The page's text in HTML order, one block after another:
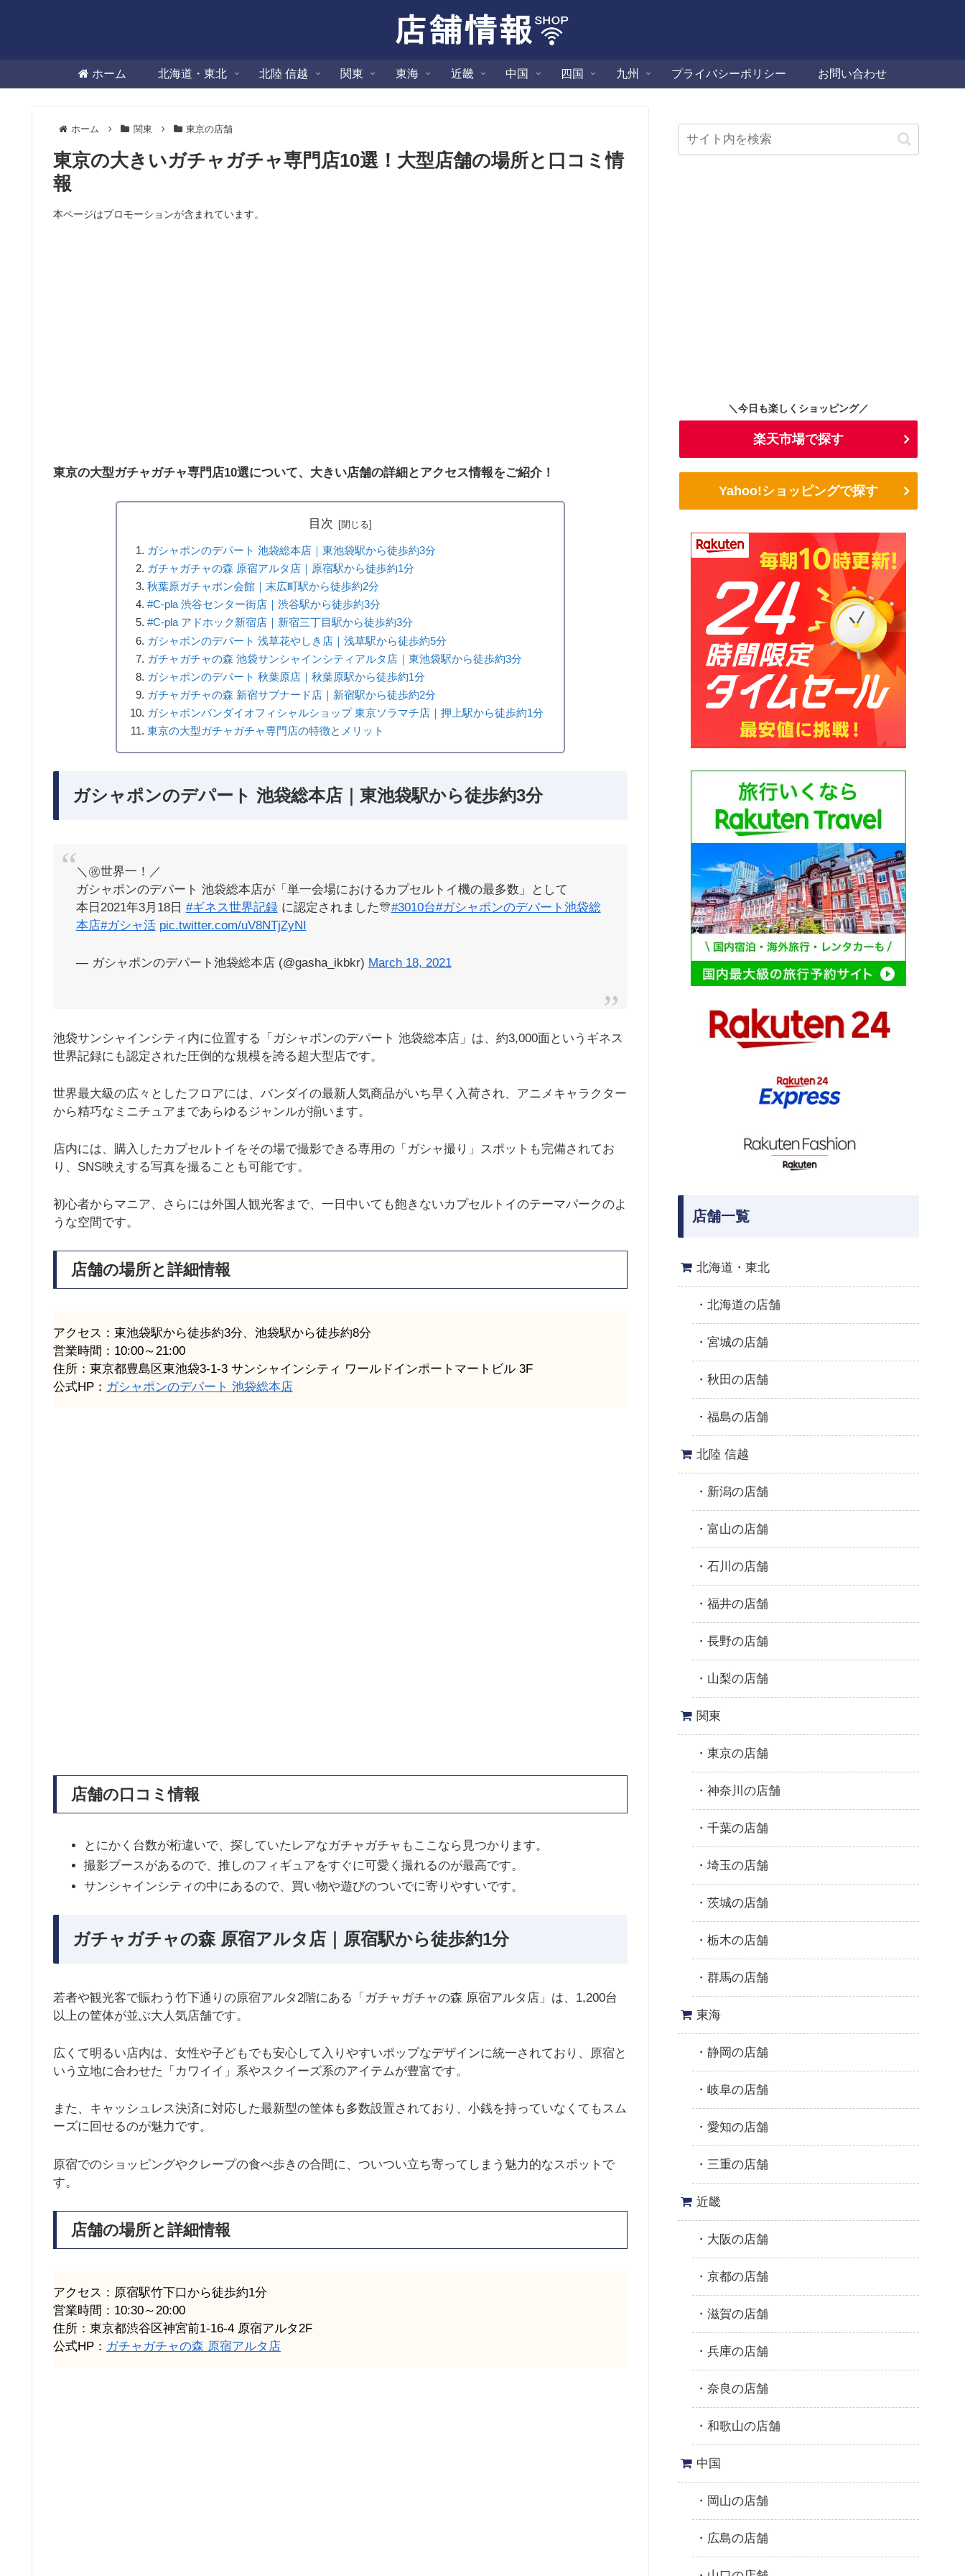
ホーム 北海道・東北 北陸 信越 関東 東海 近畿 中国 四国 九州 プライバシーポリシー お問い合わせ
ホーム 関東 東京の店舗
東京の大きいガチャガチャ専門店10選！大型店舗の場所と口コミ情
報
本ページはプロモーションが含まれています。
東京の大型ガチャガチャ専門店10選について、大きい店舗の詳細とアクセス情報をご紹介！
目次
ガシャポンのデパート 池袋総本店｜東池袋駅から徒歩約3分
ガチャガチャの森 原宿アルタ店｜原宿駅から徒歩約1分
秋葉原ガチャポン会館｜末広町駅から徒歩約2分
#C-pla 渋谷センター街店｜渋谷駅から徒歩約3分
#C-pla アドホック新宿店｜新宿三丁目駅から徒歩約3分
ガシャポンのデパート 浅草花やしき店｜浅草駅から徒歩約5分
ガチャガチャの森 池袋サンシャインシティアルタ店｜東池袋駅から徒歩約3分
ガシャポンのデパート 秋葉原店｜秋葉原駅から徒歩約1分
ガチャガチャの森 新宿サブナード店｜新宿駅から徒歩約2分
ガシャポンバンダイオフィシャルショップ 東京ソラマチ店｜押上駅から徒歩約1分
東京の大型ガチャガチャ専門店の特徴とメリット
ガシャポンのデパート 池袋総本店｜東池袋駅から徒歩約3分
＼㊗世界一！／
ガシャポンのデパート 池袋総本店が「単一会場におけるカプセルトイ機の最多数」として
本日2021年3月18日 #ギネス世界記録に認定されました🎊#3010台#ガシャポンのデパート池袋総
本店#ガシャ活 pic.twitter.com/uV8NTjZyNI
— ガシャポンのデパート池袋総本店 (@gasha_ikbkr) March 18, 2021
池袋サンシャインシティ内に位置する「ガシャポンのデパート 池袋総本店」は、約3,000面というギネス
世界記録にも認定された圧倒的な規模を誇る超大型店です。
世界最大級の広々としたフロアには、バンダイの最新人気商品がいち早く入荷され、アニメキャラクター
から精巧なミニチュアまであらゆるジャンルが揃います。
店内には、購入したカプセルトイをその場で撮影できる専用の「ガシャ撮り」スポットも完備されてお
り、SNS映えする写真を撮ることも可能です。
初心者からマニア、さらには外国人観光客まで、一日中いても飽きないカプセルトイのテーマパークのよ
うな空間です。
店舗の場所と詳細情報
アクセス：東池袋駅から徒歩約3分、池袋駅から徒歩約8分
営業時間：10:00～21:00
住所：東京都豊島区東池袋3-1-3 サンシャインシティ ワールドインポートマートビル 3F
公式HP： ガシャポンのデパート 池袋総本店
店舗の口コミ情報
とにかく台数が桁違いで、探していたレアなガチャガチャもここなら見つかります。
撮影ブースがあるので、推しのフィギュアをすぐに可愛く撮れるのが最高です。
サンシャインシティの中にあるので、買い物や遊びのついでに寄りやすいです。
ガチャガチャの森 原宿アルタ店｜原宿駅から徒歩約1分
若者や観光客で賑わう竹下通りの原宿アルタ2階にある「ガチャガチャの森 原宿アルタ店」は、1,200台
以上の筐体が並ぶ大人気店舗です。
広くて明るい店内は、女性や子どもでも安心して入りやすいポップなデザインに統一されており、原宿と
いう立地に合わせた「カワイイ」系やスクイーズ系のアイテムが豊富です。
また、キャッシュレス決済に対応した最新型の筐体も多数設置されており、小銭を持っていなくてもスム
ーズに回せるのが魅力です。
原宿でのショッピングやクレープの食べ歩きの合間に、ついつい立ち寄ってしまう魅力的なスポットで
す。
店舗の場所と詳細情報
アクセス：原宿駅竹下口から徒歩約1分
営業時間：10:30～20:00
住所：東京都渋谷区神宮前1-16-4 原宿アルタ2F
公式HP： ガチャガチャの森 原宿アルタ店
＼今日も楽しくショッピング／
楽天市場で探す
Yahoo!ショッピングで探す
店舗一覧
北海道・東北
北海道の店舗
宮城の店舗
秋田の店舗
福島の店舗
北陸 信越
新潟の店舗
富山の店舗
石川の店舗
福井の店舗
長野の店舗
山梨の店舗
関東
東京の店舗
神奈川の店舗
千葉の店舗
埼玉の店舗
茨城の店舗
栃木の店舗
群馬の店舗
東海
静岡の店舗
岐阜の店舗
愛知の店舗
三重の店舗
近畿
大阪の店舗
京都の店舗
滋賀の店舗
兵庫の店舗
奈良の店舗
和歌山の店舗
中国
岡山の店舗
広島の店舗